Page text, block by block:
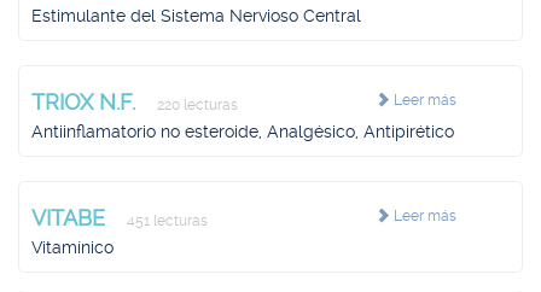
Estimulante del Sistema Nervioso Central
Leer más
TRIOX N.F. 220 lecturas
Antiinflamatorio no esteroide, Analgésico, Antipirético
Leer más
VITABE 451 lecturas
Vitamínico